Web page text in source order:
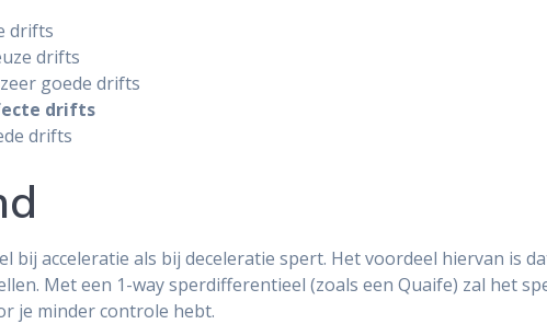
drifts
drifts
goede drifts
drifts
drifts
acceleratie als bij deceleratie spert. Het voordeel hiervan is
Met een 1-way sperdifferentieel (zoals een Quaife) zal het
je minder controle hebt.